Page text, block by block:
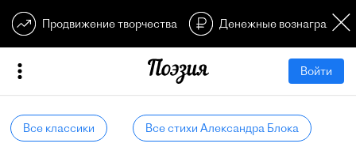
Продвижение творчества Денежные
Войти
Все классики Все стихи Александра Блока